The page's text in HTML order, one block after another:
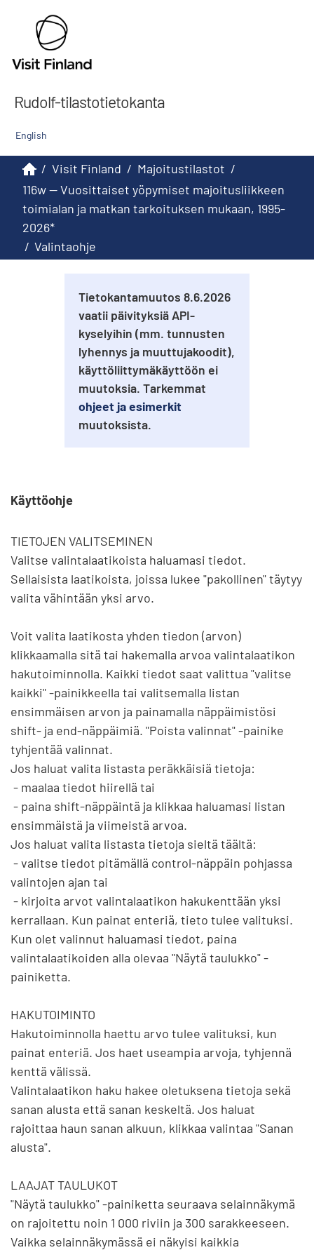
Rudolf-tilastotietokanta
English
/ Visit Finland / Majoitustilastot /
116w -- Vuosittaiset yöpymiset majoitusliikkeen
toimialan ja matkan tarkoituksen mukaan, 1995-
2026*
/ Valintaohje
Tietokantamuutos 8.6.2026
vaatii päivityksiä API-
kyselyihin (mm. tunnusten
lyhennys ja muuttujakoodit),
käyttöliittymäkäyttöön ei
muutoksia. Tarkemmat
ohjeet ja esimerkit
muutoksista.
Käyttöohje
TIETOJEN VALITSEMINEN
Valitse valintalaatikoista haluamasi tiedot.
Sellaisista laatikoista, joissa lukee "pakollinen" täytyy
valita vähintään yksi arvo.
Voit valita laatikosta yhden tiedon (arvon)
klikkaamalla sitä tai hakemalla arvoa valintalaatikon
hakutoiminnolla. Kaikki tiedot saat valittua "valitse
kaikki" -painikkeella tai valitsemalla listan
ensimmäisen arvon ja painamalla näppäimistösi
shift- ja end-näppäimiä. "Poista valinnat" -painike
tyhjentää valinnat.
Jos haluat valita listasta peräkkäisiä tietoja:
ensimmäistä ja viimeistä arvoa.
Jos haluat valita listasta tietoja sieltä täältä:
valintojen ajan tai
kerrallaan. Kun painat enteriä, tieto tulee valituksi.
Kun olet valinnut haluamasi tiedot, paina
valintalaatikoiden alla olevaa "Näytä taulukko" -
painiketta.
HAKUTOIMINTO
Hakutoiminnolla haettu arvo tulee valituksi, kun
painat enteriä. Jos haet useampia arvoja, tyhjennä
kenttä välissä.
Valintalaatikon haku hakee oletuksena tietoja sekä
sanan alusta että sanan keskeltä. Jos haluat
rajoittaa haun sanan alkuun, klikkaa valintaa "Sanan
alusta".
LAAJAT TAULUKOT
"Näytä taulukko" -painiketta seuraava selainnäkymä
on rajoitettu noin 1 000 riviin ja 300 sarakkeeseen.
Vaikka selainnäkymässä ei näkyisi kaikkia